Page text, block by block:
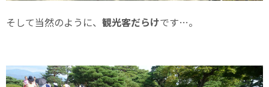
そして当然のように、 観光客だらけです…。